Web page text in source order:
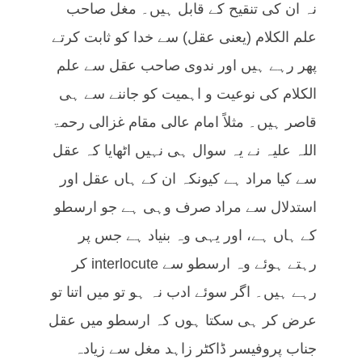
نہ ان کی تنقیح کے قابل ہیں۔ مغل صاحب
علم الکلام (یعنی عقل) سے خدا کو ثابت کرتے
پھر رہے ہیں اور ندوی صاحب عقل سے علم
الکلام کی نوعیت و اہمیت کو جاننے سے ہی
قاصر ہیں۔ مثلاً امام عالی مقام غزالی رحمۃ
اللہ علیہ نے یہ سوال ہی نہیں اٹھایا کہ عقل
سے کیا مراد ہے کیونکہ ان کے ہاں عقل اور
استدلال سے مراد صرف وہی ہے جو ارسطو
کے ہاں ہے، اور یہی وہ بنیاد ہے جس پر
رہتے ہوئے وہ ارسطو سے interlocute کر
رہے ہیں۔ اگر سوئے ادب نہ ہو تو میں اتنا تو
عرض کر ہی سکتا ہوں کہ ارسطو میں عقل
جناب پروفیسر ڈاکٹر زاہد مغل سے زیادہ